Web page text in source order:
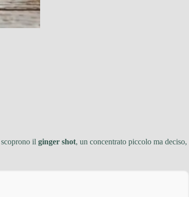
il ginger shot, un concentrato piccolo ma deciso,